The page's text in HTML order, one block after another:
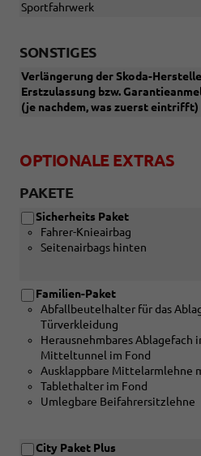
Sportfahrwerk
SONSTIGES
Verlängerung der Skoda-
Erstzulassung bzw.
(je nachdem, was zuerst eintrifft)
OPTIONALE EXTRAS
PAKETE
Sicherheits Paket
Fahrer-Knieairbag
Seitenairbags hinten
Familien-Paket
Abfallbeutelhalter für das
Türverkleidung
Herausnehmbares Ablagefach
Mitteltunnel im Fond
Ausklappbare Mittelarmlehne
Tablethalter im Fond
Umlegbare Beifahrersitzlehne
City Paket Plus